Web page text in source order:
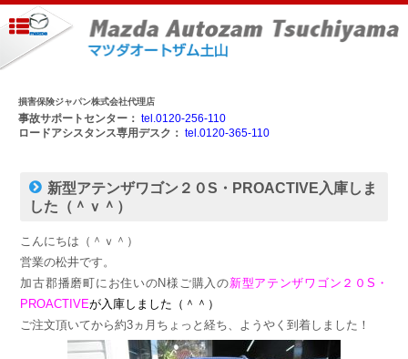
損害保険ジャパン株式会社代理店
事故サポートセンター： tel.0120-256-110
ロードアシスタンス専用デスク： tel.0120-365-110
新型アテンザワゴン２０S・PROACTIVE入庫しま
した（＾ｖ＾）
こんにちは（＾ｖ＾）
営業の松井です。
加古郡播磨町にお住いのN様ご購入の新型アテンザワゴン２０S・
PROACTIVEが入庫しました（＾＾）
ご注文頂いてから約3ヵ月ちょっと経ち、ようやく到着しました！